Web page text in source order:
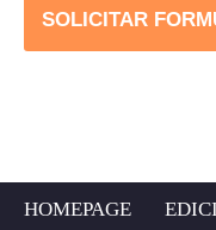
SOLICITAR
HOMEPAGE